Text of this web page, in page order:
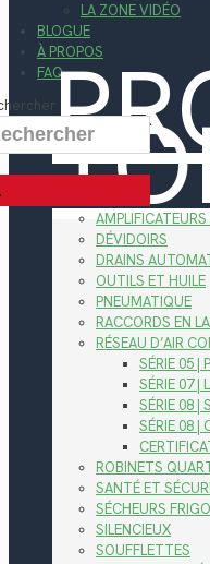
LA ZONE VIDÉO
BLOGUE
À PROPOS
FAQ
AMPLIFICATEURS
DÉVIDOIRS
DRAINS
OUTILS ET HUILE
PNEUMATIQUE
RACCORDS EN
RÉSEAU D’AIR
SÉRIE 05 |
SÉRIE 07 |
SÉRIE 08 |
SÉRIE 08 |
ROBINETS
SANTÉ ET
SÉCHEURS
SILENCIEUX
SOUFFLETTES